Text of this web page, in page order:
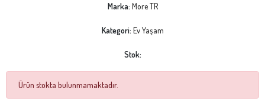
Marka: More TR
Kategori: Ev Yaşam
Stok:
Ürün stokta bulunmamaktadır.